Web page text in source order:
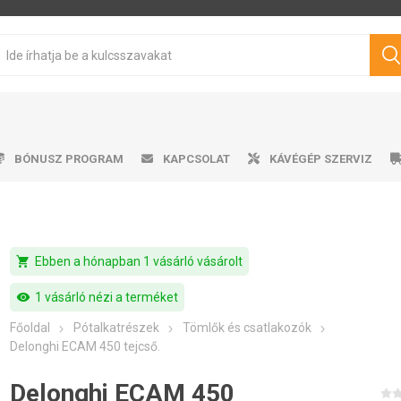
pörkölt kávé Márkás kávé
kávéfőzők Karos kávéfőzők
Hűtőszekrény
Tejhabosító
Víztartályok Tejhabosító
professional Tisztítószerek
Cukrok Ajándéktárgyak
Philips Saeco
BÓNUSZ PROGRAM KAPCSOLAT KÁVÉGÉP SZERVIZ
shopping_cart Ebben a hónapban 1 vásárló vásárolt
visibility 1 vásárló nézi a terméket
Főoldal Pótalkatrészek
Tömlők és csatlakozók
Delonghi ECAM 450 tejcső.
Delonghi ECAM 450